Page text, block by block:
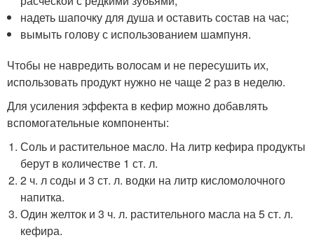
надеть шапочку для душа и оставить состав на час;
вымыть голову с использованием шампуня.
Чтобы не навредить волосам и не пересушить их,
использовать продукт нужно не чаще 2 раз в неделю.
Для усиления эффекта в кефир можно добавлять
вспомогательные компоненты:
Соль и растительное масло. На литр кефира продукты
берут в количестве 1 ст. л.
2 ч. л соды и 3 ст. л. водки на литр кисломолочного
напитка.
Один желток и 3 ч. л. растительного масла на 5 ст. л.
кефира.